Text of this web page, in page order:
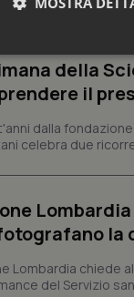
della
il
dalla
celebra due
la
Lombardia chiede
del Servizio
I cookie necessari
e l'accesso alle aree
Nome